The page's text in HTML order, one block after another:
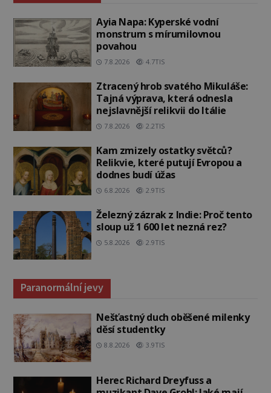
Ayia Napa: Kyperské vodní
monstrum s mírumilovnou
povahou
7.8.2026 4.7TIS
Ztracený hrob svatého Mikuláše:
Tajná výprava, která odnesla
nejslavnější relikvii do Itálie
7.8.2026 2.2TIS
Kam zmizely ostatky světců?
Relikvie, které putují Evropou a
dodnes budí úžas
6.8.2026 2.9TIS
Železný zázrak z Indie: Proč tento
sloup už 1 600 let nezná rez?
5.8.2026 2.9TIS
Paranormální jevy
Nešťastný duch oběšené milenky
děsí studentky
8.8.2026 3.9TIS
Herec Richard Dreyfuss a